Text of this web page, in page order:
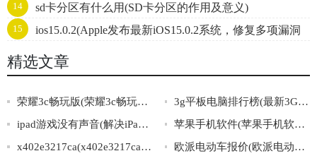
寿命)
14 sd卡分区有什么用(SD卡分区的作用及意义)
15
ios15.0.2(Apple发布最新iOS15.0.2系统，修复多项漏洞
提升用户体验)
精选文章
荣耀3c畅玩版(荣耀3c畅玩版手机详解及使用技巧)
3g平板电脑排行榜(最新3G平板电脑推荐排行榜)
ipad游戏没有声音(解决iPad游戏静音问题的方法)
苹果手机软件(苹果手机软件下载推荐大全：优秀、实用、必备)
x402e3217ca(x402e3217ca：令人惊叹的神秘代码背后，隐藏着什么秘密？)
欧派电动车报价(欧派电动车价格表，多款车型配置详解！)